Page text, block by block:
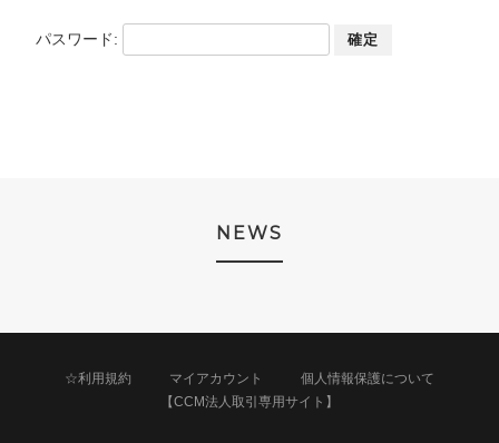
パスワード:
NEWS
☆利用規約 マイアカウント
個人情報保護について
【CCM法人取引専用サイト】